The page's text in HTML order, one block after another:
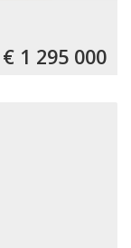
€ 1 295 000